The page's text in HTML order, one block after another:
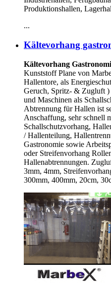
Produktionshallen,
...
Kältevorhang
Kältevorhang
Kunststoff Plane von
Hallentore, als
Geruch, Spritz- & Zugluft )
und Maschinen als
Abtrennung für Hallen ist
Anschaffung, sehr schnell
Schallschutzvorhang,
/Hallenteilung,
Gastronomie sowie
oder Streifenvorhang
Hallenabtrennungen.
3mm, 4mm,
300mm, 400mm, 20cm,